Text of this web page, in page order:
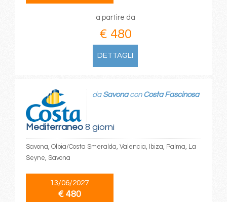
a partire da
€ 480
DETTAGLI
Mediterraneo8 giorni
da Savonacon Costa Fascinosa
Savona, Olbia/Costa Smeralda, Valencia, Ibiza, Palma, La
Seyne, Savona
13/06/2027
€ 480